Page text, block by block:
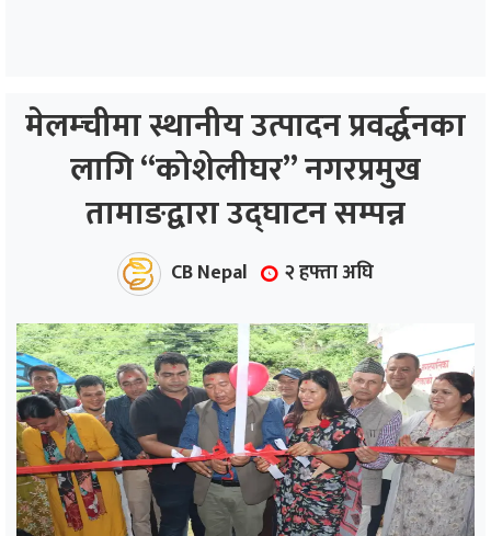
मेलम्चीमा स्थानीय उत्पादन प्रवर्द्धनका
लागि “कोशेलीघर” नगरप्रमुख
तामाङद्वारा उद्घाटन सम्पन्न
CB Nepal २ हफ्ता अघि